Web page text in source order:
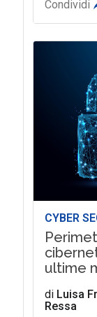
Condividi
CYBER
ultime
di Luisa
Ressa